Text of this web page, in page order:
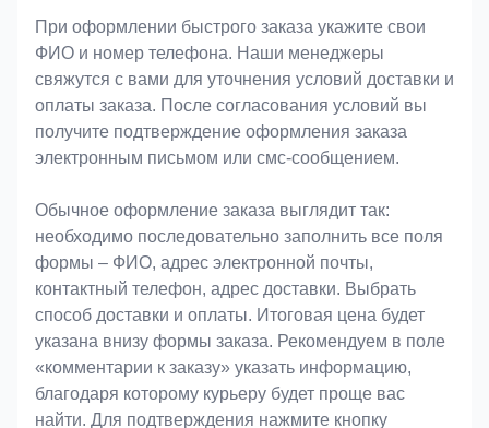
При оформлении быстрого заказа укажите свои
ФИО и номер телефона. Наши менеджеры
свяжутся с вами для уточнения условий доставки и
оплаты заказа. После согласования условий вы
получите подтверждение оформления заказа
электронным письмом или смс-сообщением.
Обычное оформление заказа выглядит так:
необходимо последовательно заполнить все поля
формы – ФИО, адрес электронной почты,
контактный телефон, адрес доставки. Выбрать
способ доставки и оплаты. Итоговая цена будет
указана внизу формы заказа. Рекомендуем в поле
«комментарии к заказу» указать информацию,
благодаря которому курьеру будет проще вас
найти. Для подтверждения нажмите кнопку